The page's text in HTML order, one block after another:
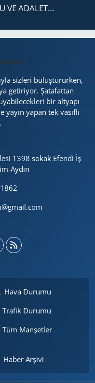
VE ADA­LET…
sizleri buluştururken,
getiriyor. Şatafattan
bir altyapı
yapan tek vasıflı
1398 sokak Efendi İş
Aydın
Hava Durumu
Trafik Durumu
Tüm Manşetler
Haber Arşivi